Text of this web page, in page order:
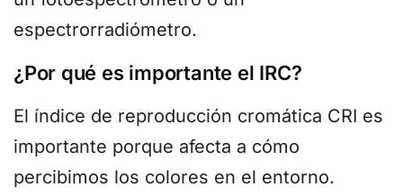
espectrorradiómetro.
¿Por qué es importante el IRC?
El índice de reproducción cromática CRI es
importante porque afecta a cómo
percibimos los colores en el entorno.